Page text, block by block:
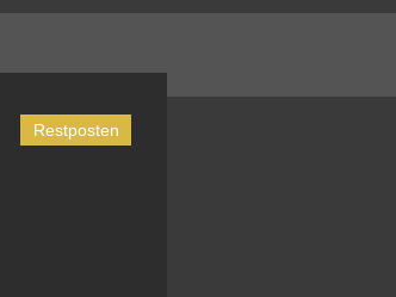
Restposten